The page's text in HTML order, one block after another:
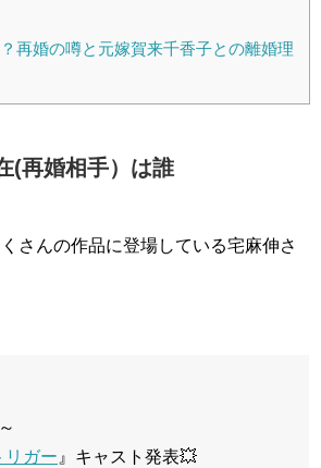
再婚の噂と元嫁賀来千香子との離婚理
(再婚相手）は誰
さんの作品に登場している宅麻伸さ
リガー 』キャスト発表💥